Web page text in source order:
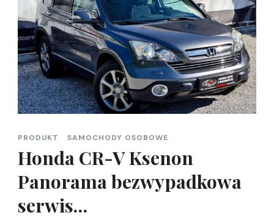
PRODUKT SAMOCHODY OSOBOWE
Honda CR-V Ksenon
Panorama bezwypadkowa
serwis…